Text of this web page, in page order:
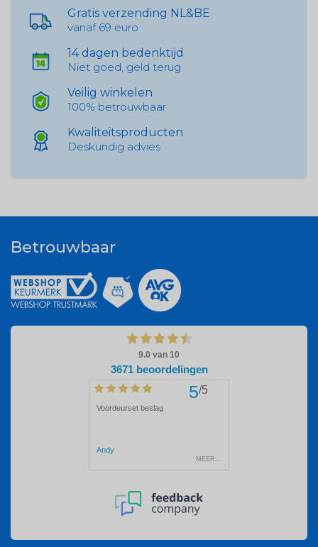
Gratis verzending NL&BE
vanaf 69 euro
14 dagen bedenktijd
Niet goed, geld terug
Veilig winkelen
100% betrouwbaar
Kwaliteitsproducten
Deskundig advies
Betrouwbaar